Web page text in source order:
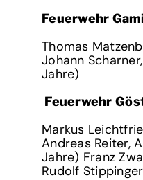
Feuerwehr
Thomas
Johann
Jahre)
Feuerwehr
Markus
Andreas Reiter,
Jahre) Franz
Rudolf